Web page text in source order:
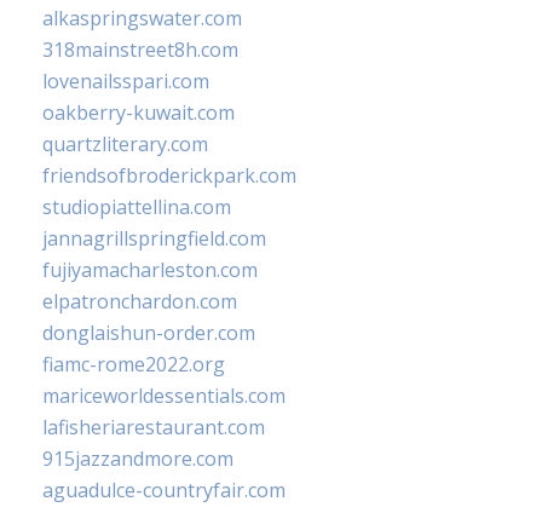
alkaspringswater.com
318mainstreet8h.com
lovenailsspari.com
oakberry-kuwait.com
quartzliterary.com
friendsofbroderickpark.com
studiopiattellina.com
jannagrillspringfield.com
fujiyamacharleston.com
elpatronchardon.com
donglaishun-order.com
fiamc-rome2022.org
mariceworldessentials.com
lafisheriarestaurant.com
915jazzandmore.com
aguadulce-countryfair.com